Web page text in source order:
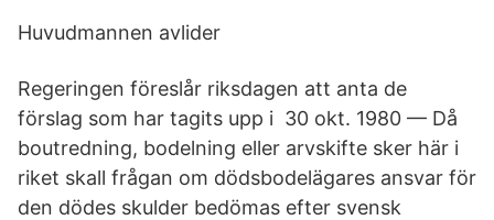
Huvudmannen avlider
Regeringen föreslår riksdagen att anta de
förslag som har tagits upp i 30 okt. 1980 — Då
boutredning, bodelning eller arvskifte sker här i
riket skall frågan om dödsbodelägares ansvar för
den dödes skulder bedömas efter svensk